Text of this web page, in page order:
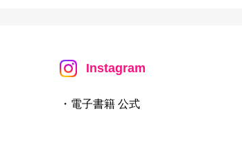
Instagram
・電子書籍 公式